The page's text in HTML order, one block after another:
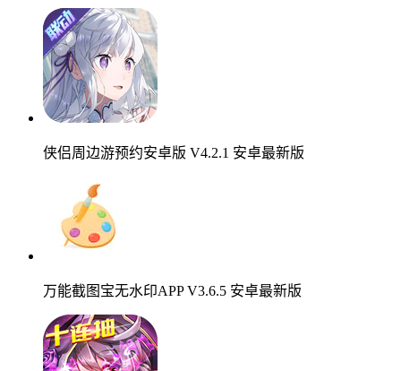
侠侣周边游预约安卓版 V4.2.1 安卓最新版
万能截图宝无水印APP V3.6.5 安卓最新版